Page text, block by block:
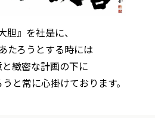
胆』を社是に、
たろうとする時には
緻密な計画の下に
と常に心掛けております。